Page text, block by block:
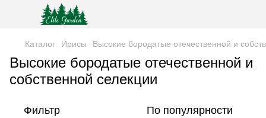
Каталог Ирисы Высокие бородатые отечественной и
Высокие бородатые отечественной и
собственной селекции
Фильтр По популярности